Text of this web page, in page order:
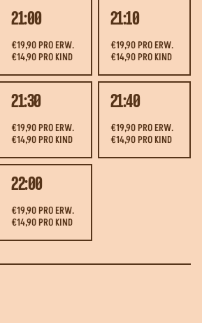
21:00
€19,90 PRO ERW.
€14,90 PRO KIND
21:10
€19,90 PRO ERW.
€14,90 PRO KIND
21:30
€19,90 PRO ERW.
€14,90 PRO KIND
21:40
€19,90 PRO ERW.
€14,90 PRO KIND
22:00
€19,90 PRO ERW.
€14,90 PRO KIND